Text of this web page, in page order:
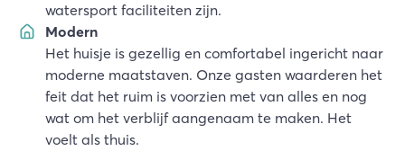
watersport faciliteiten zijn.
Modern
Het huisje is gezellig en comfortabel ingericht naar
moderne maatstaven. Onze gasten waarderen het
feit dat het ruim is voorzien met van alles en nog
wat om het verblijf aangenaam te maken. Het
voelt als thuis.